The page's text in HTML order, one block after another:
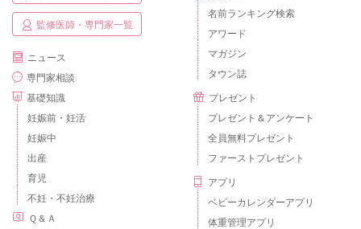
監修医師・専門家一覧
ニュース
専門家相談
基礎知識
妊娠前・妊活
妊娠中
出産
育児
不妊・不妊治療
Ｑ＆Ａ
名前ランキング検索
アワード
マガジン
タウン誌
プレゼント
プレゼント＆アンケート
全員無料プレゼント
ファーストプレゼント
アプリ
ベビーカレンダーアプリ
体重管理アプリ